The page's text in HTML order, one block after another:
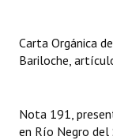
Resoluciones
INSTITUCIONAL
Carta Orgánica
Bariloche,
Nota 191,
en Río Negro del